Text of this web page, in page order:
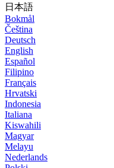
日本語
Bokmål
Čeština
Deutsch
English
Español
Filipino
Français
Hrvatski
Indonesia
Italiana
Kiswahili
Magyar
Melayu
Nederlands